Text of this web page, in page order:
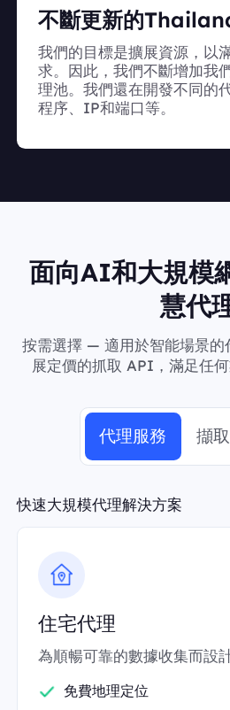
不斷更新的
我們的目標是擴展資源，以
求。因此，我們不斷增加我
理池。我們還在開發不同的
程序、IP和端口等。
面向AI和大規模
慧代
按需選擇 — 適用於智能場景的
展定價的抓取 API，滿足任何
代理服務 擷
快速大規模代理解決方案
住宅代理
為順暢可靠的數據收集而設
免費地理定位